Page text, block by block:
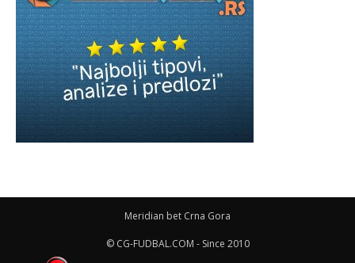
Meridian bet Crna Gora
© CG-FUDBAL.COM - Since 2010